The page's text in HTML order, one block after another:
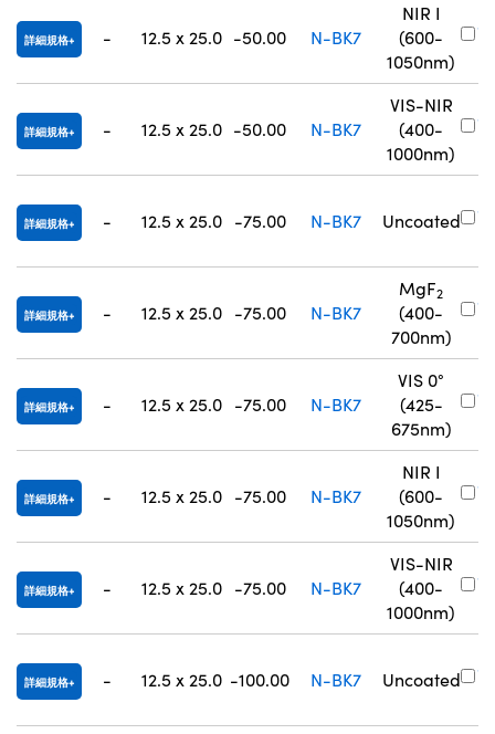
詳細規格 - 12.5 x 25.0 -50.00 N-BK7
NIR I
(600-
1050nm)
詳細規格 - 12.5 x 25.0 -50.00 N-BK7
VIS-NIR
(400-
1000nm)
詳細規格 - 12.5 x 25.0 -75.00 N-BK7 Uncoated
詳細規格 - 12.5 x 25.0 -75.00 N-BK7
MgF2
(400-
700nm)
詳細規格 - 12.5 x 25.0 -75.00 N-BK7
VIS 0°
(425-
675nm)
詳細規格 - 12.5 x 25.0 -75.00 N-BK7
NIR I
(600-
1050nm)
詳細規格 - 12.5 x 25.0 -75.00 N-BK7
VIS-NIR
(400-
1000nm)
詳細規格 - 12.5 x 25.0 -100.00 N-BK7 Uncoated